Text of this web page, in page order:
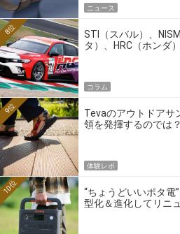
ニュース
STI（スバル）、
タ）、HRC（ホンダ
8位
コラム
Tevaのアウトドアサ
領を発揮するのでは？
9位
体験レポ
“ちょうどいいポタ
型化＆進化してリニ
10位